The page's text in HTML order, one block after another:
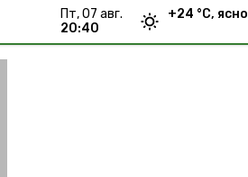
пт, 07 авг.
20:40
+24 °С, ясно